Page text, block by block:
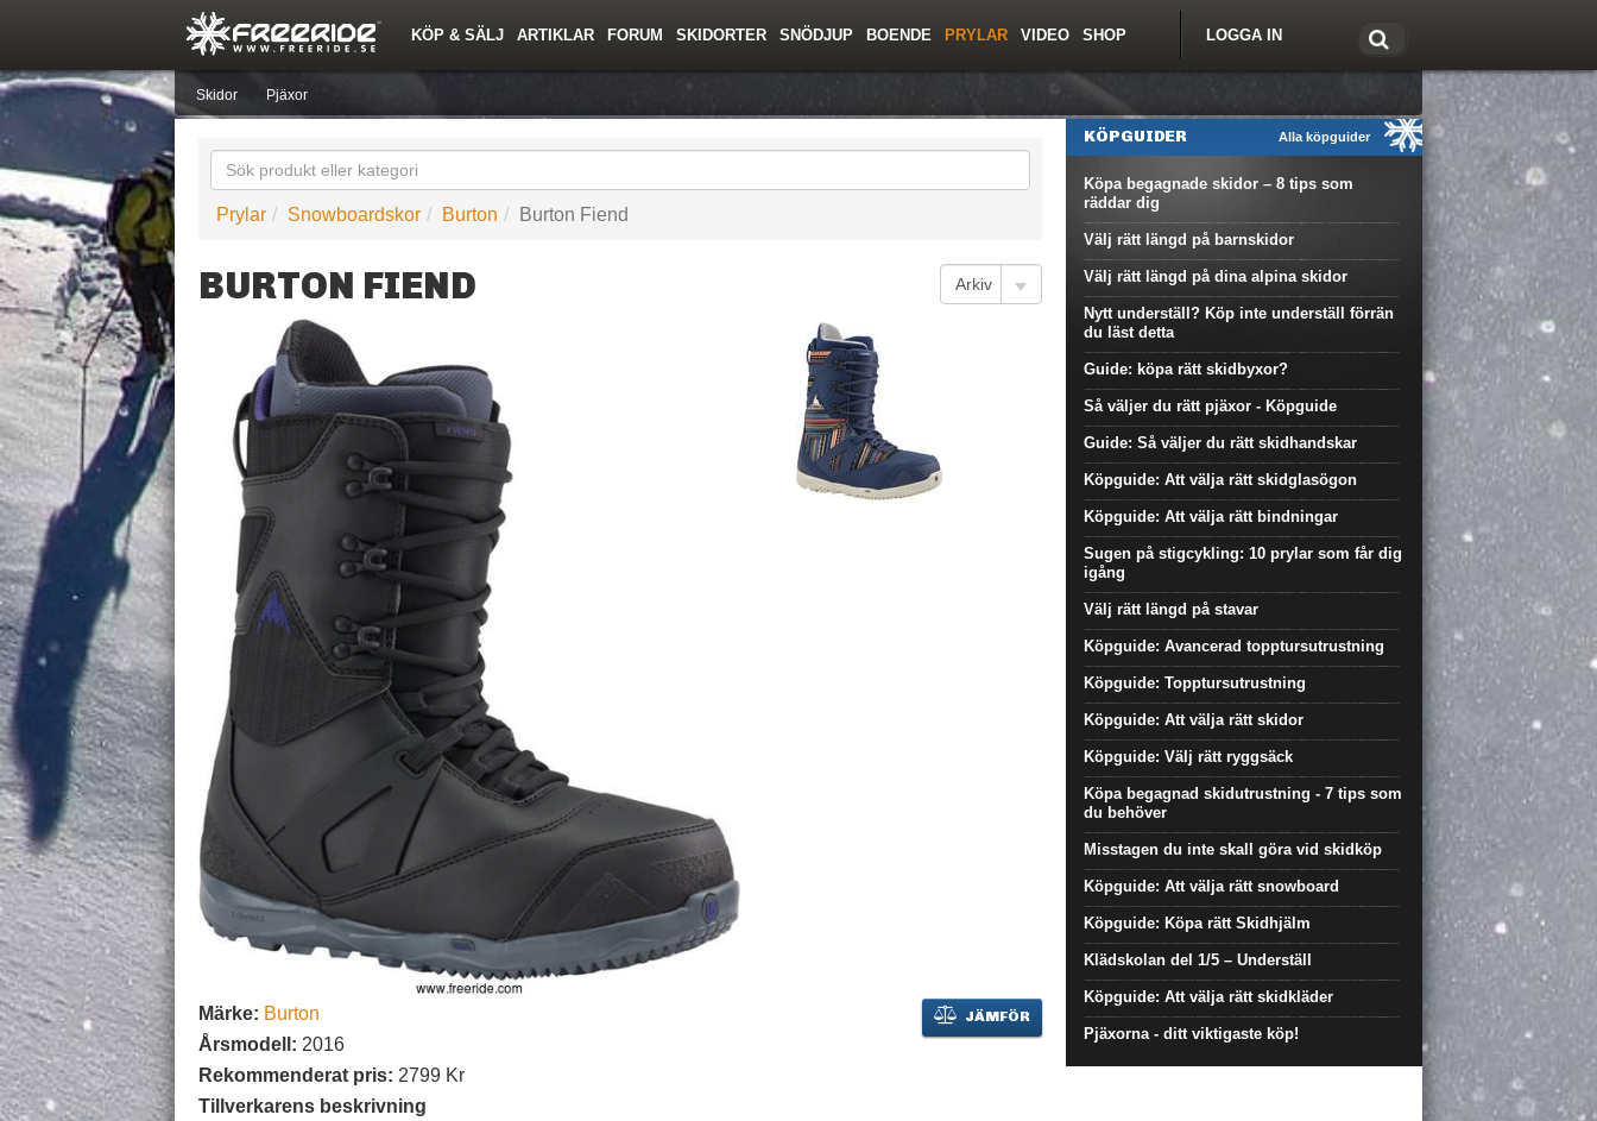
LOGGA IN
KÖP & SÄLJ ARTIKLAR
Nyheter Quiz Events
FORUM
Nya inlägg Forumlista
SKIDORTER
Snöfallstoppen Topplistor
SNÖDJUP BOENDE PRYLAR
Skidor Pjäxor
VIDEO
Årets Krasch
SHOP
Prylar Snowboardskor Burton Burton Fiend
BURTON FIEND
JÄMFÖR
Märke: Burton
Årsmodell: 2016
Rekommenderat pris: 2799 Kr
Tillverkarens beskrivning
Alla köpguider
KÖPGUIDER
Köpa begagnade skidor – 8 tips som
räddar dig
Välj rätt längd på barnskidor
Välj rätt längd på dina alpina skidor
Nytt underställ? Köp inte underställ förrän
du läst detta
Guide: köpa rätt skidbyxor?
Så väljer du rätt pjäxor - Köpguide
Guide: Så väljer du rätt skidhandskar
Köpguide: Att välja rätt skidglasögon
Köpguide: Att välja rätt bindningar
Sugen på stigcykling: 10 prylar som får dig
igång
Välj rätt längd på stavar
Köpguide: Avancerad topptursutrustning
Köpguide: Topptursutrustning
Köpguide: Att välja rätt skidor
Köpguide: Välj rätt ryggsäck
Köpa begagnad skidutrustning - 7 tips som
du behöver
Misstagen du inte skall göra vid skidköp
Köpguide: Att välja rätt snowboard
Köpguide: Köpa rätt Skidhjälm
Klädskolan del 1/5 – Underställ
Köpguide: Att välja rätt skidkläder
Pjäxorna - ditt viktigaste köp!